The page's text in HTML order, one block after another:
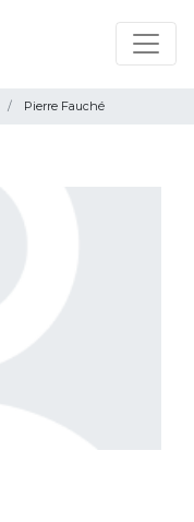
Pierre Fauché